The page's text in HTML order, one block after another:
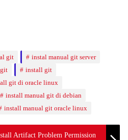
git
instal manual git server
install git
git di oracle linux
install manual git di debian
install manual git oracle linux
Artifact Problem Permission